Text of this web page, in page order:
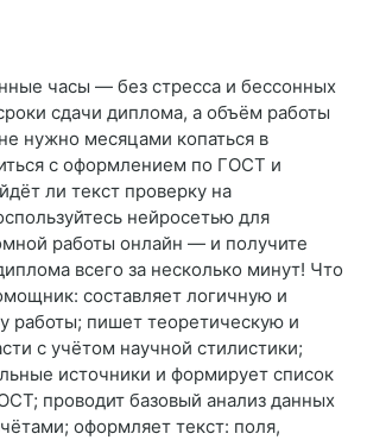
часы — без стресса и бессонных
сдачи диплома, а объём работы
нужно месяцами копаться в
с оформлением по ГОСТ и
ли текст проверку на
нейросетью для
работы онлайн — и получите
всего за несколько минут! Что
составляет логичную и
работы; пишет теоретическую и
с учётом научной стилистики;
источники и формирует список
проводит базовый анализ данных
оформляет текст: поля,